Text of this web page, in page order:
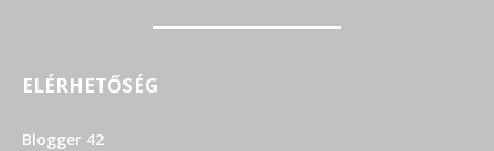
ELÉRHETŐSÉG
Blogger 42